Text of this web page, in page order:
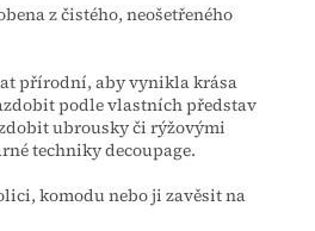
z čistého, neošetřeného
přírodní, aby vynikla krása
podle vlastních představ
ubrousky či rýžovými
techniky decoupage.
komodu nebo ji zavěsit na